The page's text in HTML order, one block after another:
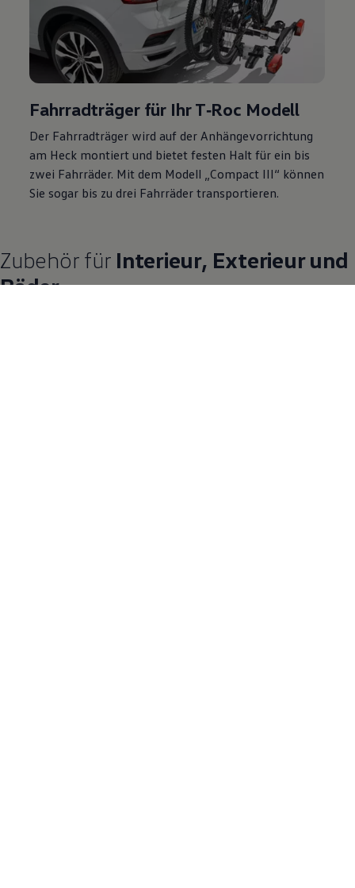
Fahrradträger für IhrT‑Roc Modell
Der Fahrradträger wird auf der Anhängevorrichtung
am Heck montiert und bietet festen Halt für ein bis
zwei Fahrräder. Mit dem Modell „Compact III“ können
Sie sogar bis zu drei Fahrräder transportieren.
Zubehörfür Interieur, Exterieur und
Räder